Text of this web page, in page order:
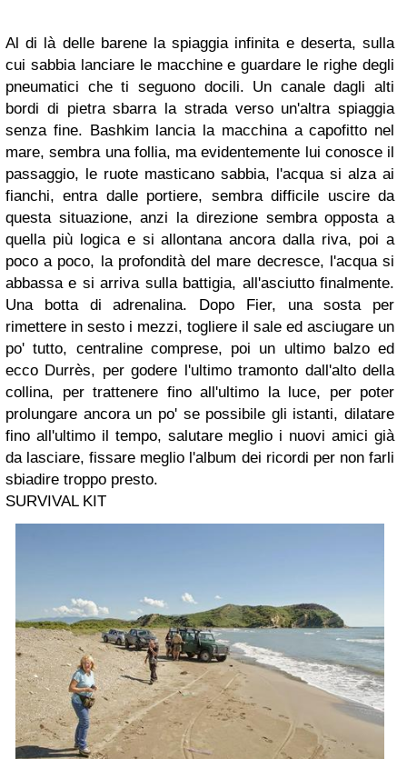
Al di là delle barene la spiaggia infinita e deserta, sulla
cui sabbia lanciare le macchine e guardare le righe degli
pneumatici che ti seguono docili. Un canale dagli alti
bordi di pietra sbarra la strada verso un'altra spiaggia
senza fine. Bashkim lancia la macchina a capofitto nel
mare, sembra una follia, ma evidentemente lui conosce il
passaggio, le ruote masticano sabbia, l'acqua si alza ai
fianchi, entra dalle portiere, sembra difficile uscire da
questa situazione, anzi la direzione sembra opposta a
quella più logica e si allontana ancora dalla riva, poi a
poco a poco, la profondità del mare decresce, l'acqua si
abbassa e si arriva sulla battigia, all'asciutto finalmente.
Una botta di adrenalina. Dopo Fier, una sosta per
rimettere in sesto i mezzi, togliere il sale ed asciugare un
po' tutto, centraline comprese, poi un ultimo balzo ed
ecco Durrès, per godere l'ultimo tramonto dall'alto della
collina, per trattenere fino all'ultimo la luce, per poter
prolungare ancora un po' se possibile gli istanti, dilatare
fino all'ultimo il tempo, salutare meglio i nuovi amici già
da lasciare, fissare meglio l'album dei ricordi per non farli
sbiadire troppo presto.
SURVIVAL KIT